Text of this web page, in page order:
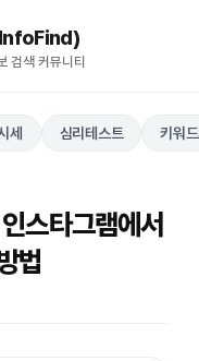
검색 커뮤니티
세 심리테스트 키워
스타그램에서
법